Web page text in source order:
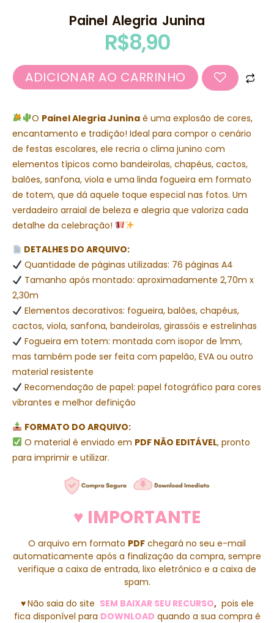
Painel Alegria Junina
R$8,90
ADICIONAR AO CARRINHO
O Painel Alegria Juninaé uma explosão de cores,
encantamento e tradição! Ideal para compor o cenário
de festas escolares, ele recria o clima junino com
elementos típicos como bandeirolas, chapéus, cactos,
balões, sanfona, viola e uma linda fogueira em formato
de totem, que dá aquele toque especial nas fotos. Um
verdadeiro arraial de beleza e alegria que valoriza cada
detalhe da celebração!
DETALHES DO ARQUIVO:
Quantidade de páginas utilizadas: 76 páginas A4
Tamanho após montado: aproximadamente 2,70m x
2,30m
Elementos decorativos: fogueira, balões, chapéus,
cactos, viola, sanfona, bandeirolas, girassóis e estrelinhas
Fogueira em totem: montada com isopor de 1mm,
mas também pode ser feita com papelão, EVA ou outro
material resistente
Recomendação de papel: papel fotográfico para cores
vibrantes e melhor definição
FORMATO DO ARQUIVO:
O material é enviado em PDF NÃO EDITÁVEL, pronto
para imprimir e utilizar.
♥ IMPORTANTE
O arquivo em formato PDF chegará no seu e-mail
automaticamente após a finalização da compra, sempre
verifique a caixa de entrada, lixo eletrônico e a caixa de
spam.
♥Não saia do site SEM BAIXAR SEU RECURSO,pois ele
fica disponível para DOWNLOAD quando a sua compra é